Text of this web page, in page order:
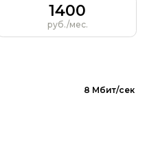
1400
руб./мес.
8 Мбит/сек